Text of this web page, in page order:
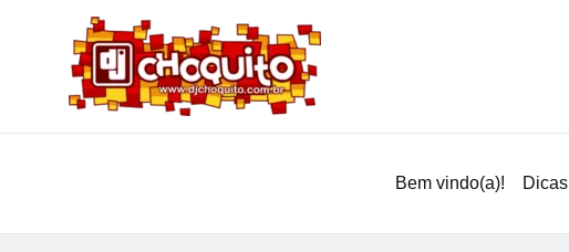
Bem vindo(a)! Dicas